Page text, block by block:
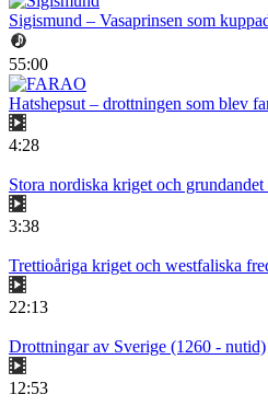
Sigismund – Vasaprinsen som
55:00
Hatshepsut – drottningen som blev
4:28
Stora nordiska kriget och grundandet
3:38
Trettioåriga kriget och westfaliska
22:13
Drottningar av Sverige (1260 - nutid)
12:53